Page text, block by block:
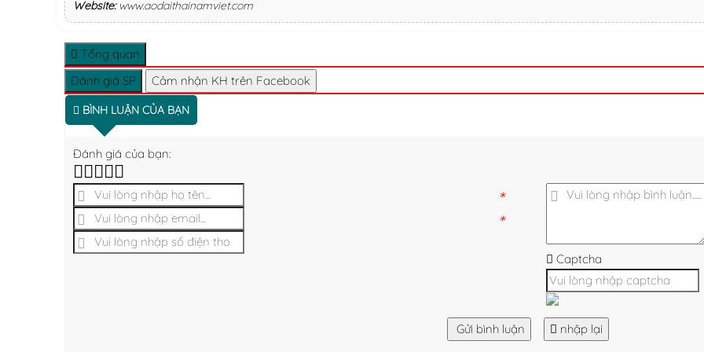
Website: www.aodaithainamviet.com
Tổng quan
Đánh giá SP
Cảm nhận KH trên Facebook
BÌNH LUẬN CỦA BẠN
Đánh giá của bạn:
*
*
Captcha
Gửi bình luận nhập lại